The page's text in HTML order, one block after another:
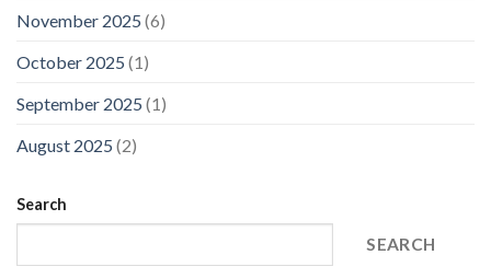
November 2025 (6)
October 2025 (1)
September 2025 (1)
August 2025 (2)
Search
SEARCH